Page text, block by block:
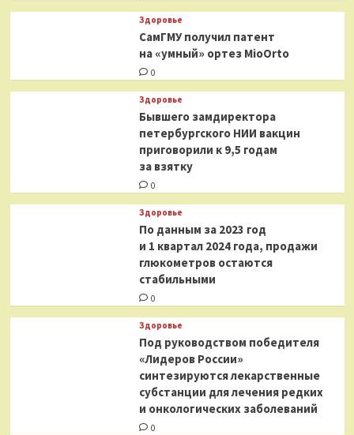
Здоровье
СамГМУ получил патент
на «умный» ортез MioOrto
0
Здоровье
Бывшего замдиректора
петербургского НИИ вакцин
приговорили к 9,5 годам
за взятку
0
Здоровье
По данным за 2023 год
и 1 квартал 2024 года, продажи
глюкометров остаются
стабильными
0
Здоровье
Под руководством победителя
«Лидеров России»
синтезируются лекарственные
субстанции для лечения редких
и онкологических заболеваний
0